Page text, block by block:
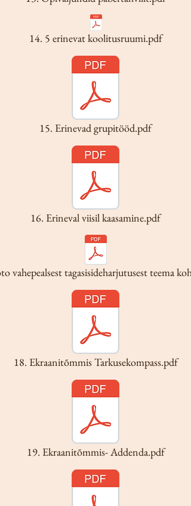
14. 5 erinevat koolitusruumi.pdf
15. Erinevad grupitööd.pdf
16. Erineval viisil kaasamine.pdf
vahepealsest tagasisideharjutusest teema
18. Ekraanitõmmis Tarkusekompass.pdf
19. Ekraanitõmmis- Addenda.pdf